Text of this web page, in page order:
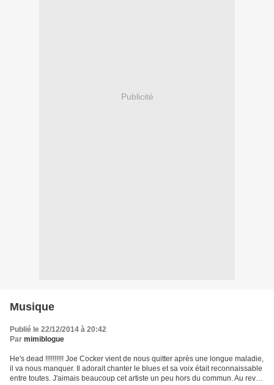
Publicité
Musique
Publié le 22/12/2014 à 20:42
Par mimiblogue
He's dead !!!!!!!!!! Joe Cocker vient de nous quitter après une longue maladie,
il va nous manquer. Il adorait chanter le blues et sa voix était reconnaissable
entre toutes. J'aimais beaucoup cet artiste un peu hors du commun. Au revoir